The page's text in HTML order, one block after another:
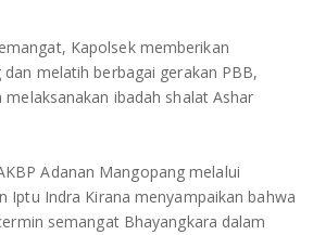
Kapolsek memberikan
melatih berbagai gerakan PBB,
ibadah shalat Ashar
Adanan Mangopang melalui
Iptu Indra Kirana menyampaikan bahwa
semangat Bhayangkara dalam